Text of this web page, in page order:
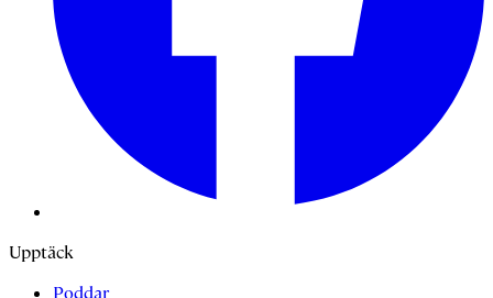
Upptäck
Poddar